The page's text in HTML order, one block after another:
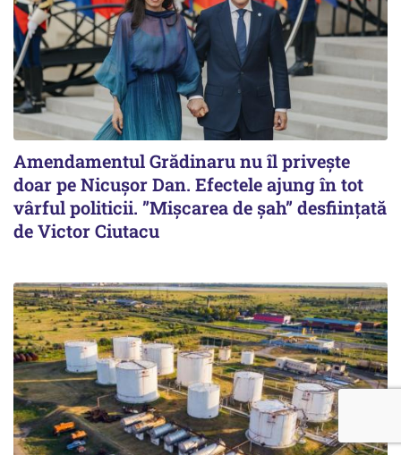
Amendamentul Grădinaru nu îl privește
doar pe Nicușor Dan. Efectele ajung în tot
vârful politicii. ”Mișcarea de șah” desființată
de Victor Ciutacu